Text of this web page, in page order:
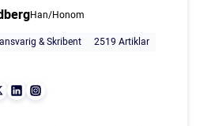
Han/Honom
& Skribent
2519 Artiklar